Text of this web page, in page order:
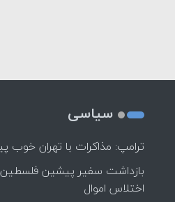
سیاسی
ترامپ: مذاکرات با تهران
بازداشت سفیر پیشین فلسطین
اختلاس اموال